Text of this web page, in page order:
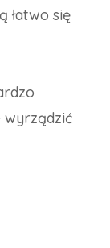
łatwo się
wyrządzić